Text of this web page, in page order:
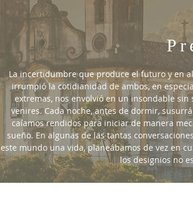
La incertidumbre que produce el futuro y en
irrumpió la cotidianidad de ambos, en
extremas, nos envolvió en un insondable
venires. Cada noche, antes de dormir,
caíamos rendidos para iniciar de manera
sueño. En algunas de las tantas
este mundo una vida, planeábamos de vez en
los designios no